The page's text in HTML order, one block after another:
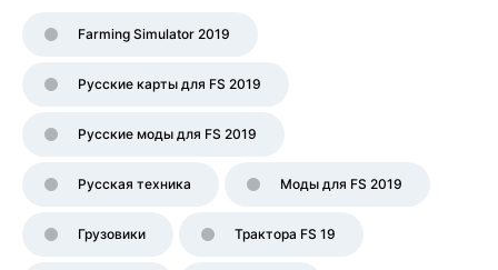
Farming Simulator 2019
Русские карты для FS 2019
Русские моды для FS 2019
Русская техника Моды для FS 2019
Грузовики Трактора FS 19